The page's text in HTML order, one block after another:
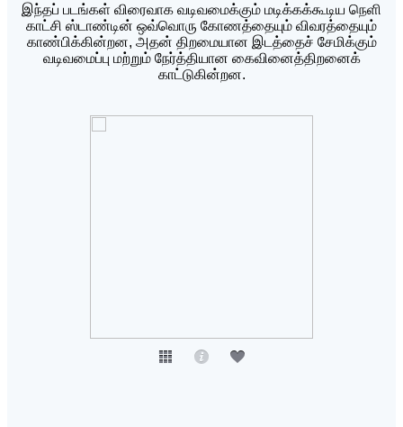
இந்தப் படங்கள் விரைவாக வடிவமைக்கும் மடிக்கக்கூடிய நெளி
காட்சி ஸ்டாண்டின் ஒவ்வொரு கோணத்தையும் விவரத்தையும்
காண்பிக்கின்றன, அதன் திறமையான இடத்தைச் சேமிக்கும்
வடிவமைப்பு மற்றும் நேர்த்தியான கைவினைத்திறனைக்
காட்டுகின்றன.